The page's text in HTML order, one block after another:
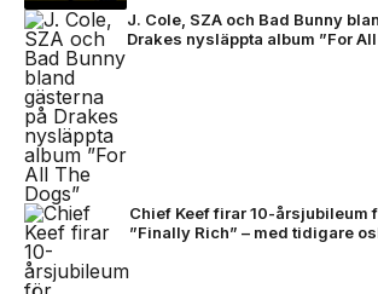
J. Cole, SZA och Bad Bunny
Drakes nysläppta album ”For
Chief Keef firar 10-årsjubileum
”Finally Rich” – med tidigare